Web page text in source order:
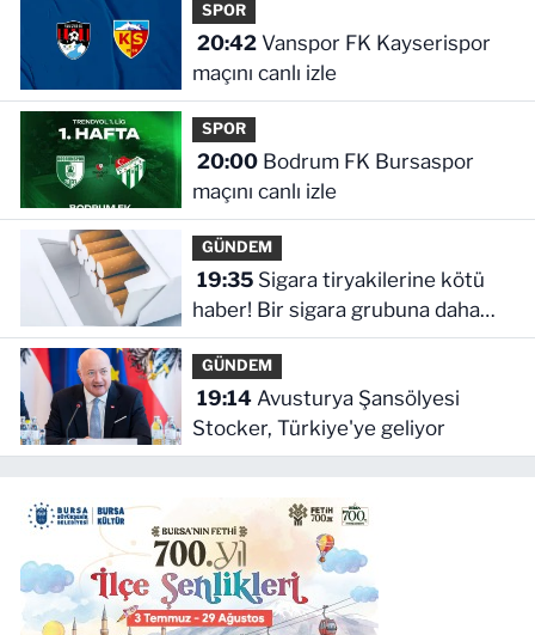
SPOR
20:42Vanspor FK Kayserispor
maçını canlı izle
SPOR
20:00Bodrum FK Bursaspor
maçını canlı izle
GÜNDEM
19:35Sigara tiryakilerine kötü
haber! Bir sigara grubuna daha
zam geldi
GÜNDEM
19:14Avusturya Şansölyesi
Stocker, Türkiye'ye geliyor